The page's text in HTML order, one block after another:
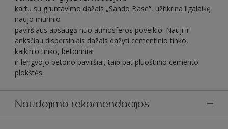
kartu su gruntavimo dažais „Sando Base“, užtikrina ilgalaikę
naujo mūrinio
paviršiaus apsaugą nuo atmosferos poveikio. Nauji ir
anksčiau dispersiniais dažais dažyti cementinio tinko,
kalkinio tinko, betoniniai
ir lengvojo betono paviršiai, taip pat pluoštinio cemento
plokštės.
Naudojimo rekomendacijos